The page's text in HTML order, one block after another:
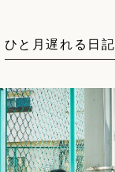
ひと月遅れる日記